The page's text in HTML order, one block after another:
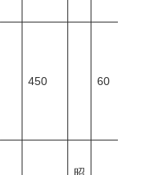
450 60